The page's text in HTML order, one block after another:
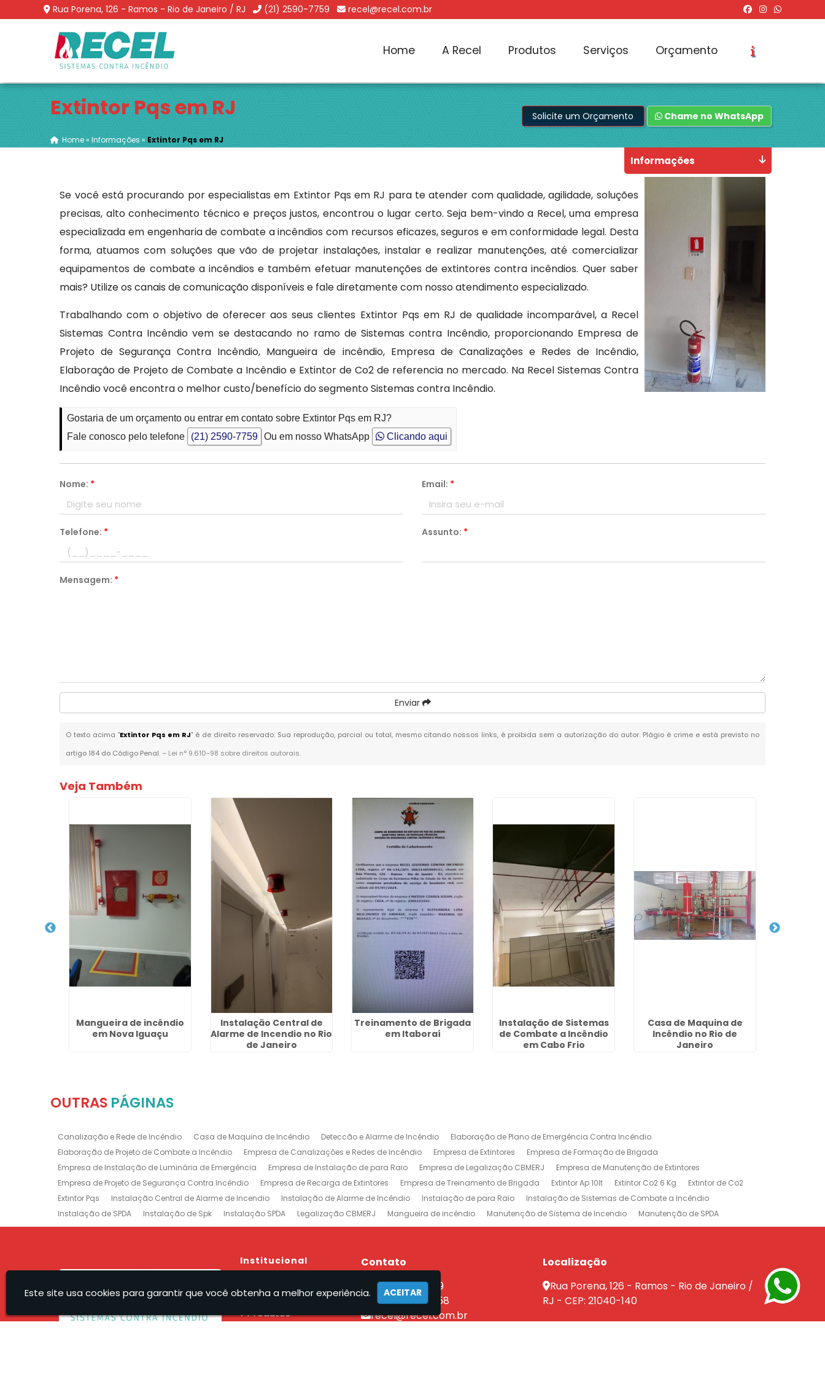
Rua Porena, 126 - Ramos - Rio de Janeiro / RJ (21) 2590-7759 recel@recel.com.br
Home A Recel Produtos Serviços Orçamento
Extintor Pqs em RJ
Home»Informações » Extintor Pqs em RJ
Solicite um Orçamento Chame no WhatsApp
Se você está procurando por especialistas em Extintor Pqs em RJ para te atender com qualidade, agilidade, soluções
precisas, alto conhecimento técnico e preços justos, encontrou o lugar certo. Seja bem-vindo a Recel, uma empresa
especializada em engenharia de combate a incêndios com recursos eficazes, seguros e em conformidade legal. Desta
forma, atuamos com soluções que vão de projetar instalações, instalar e realizar manutenções, até comercializar
equipamentos de combate a incêndios e também efetuar manutenções de extintores contra incêndios. Quer saber
mais? Utilize os canais de comunicação disponíveis e fale diretamente com nosso atendimento especializado.
Trabalhando com o objetivo de oferecer aos seus clientes Extintor Pqs em RJ de qualidade incomparável, a Recel
Sistemas Contra Incêndio vem se destacando no ramo de Sistemas contra Incêndio, proporcionando Empresa de
Projeto de Segurança Contra Incêndio, Mangueira de incêndio, Empresa de Canalizações e Redes de Incêndio,
Elaboração de Projeto de Combate a Incêndio e Extintor de Co2 de referencia no mercado. Na Recel Sistemas Contra
Incêndio você encontra o melhor custo/benefício do segmento Sistemas contra Incêndio.
Gostaria de um orçamento ou entrar em contato sobre Extintor Pqs em RJ?
Fale conosco pelo telefone
(21) 2590-7759 Ou em nosso WhatsApp Clicando aqui
Nome: * Email: *
Telefone: * Assunto: *
Mensagem: *
Enviar
O texto acima "Extintor Pqs em RJ" é de direito reservado. Sua reprodução, parcial ou total, mesmo citando nossos links, é proibida sem a autorização do autor. Plágio é crime e está previsto no
artigo 184 do Código Penal. – Lei n° 9.610-98 sobre direitos autorais.
Informações
Veja Também
Mangueira de incêndio
em Nova Iguaçu
Instalação Central de
Alarme de Incendio no Rio
de Janeiro
Treinamento de Brigada
em Itaboraí
Instalação de Sistemas
de Combate a Incêndio
em Cabo Frio
Casa de Maquina de
Incêndio no Rio de
Janeiro
OUTRAS PÁGINAS
Canalização e Rede de Incêndio Casa de Maquina de Incêndio Deteccão e Alarme de Incêndio
Elaboração de Plano de Emergência Contra Incêndio
Elaboração de Projeto de Combate a Incêndio
Empresa de Canalizações e Redes de Incêndio Empresa de Extintores
Empresa de Formação de Brigada
Empresa de Instalação de Luminária de Emergência
Empresa de Instalação de para Raio Empresa de Legalização CBMERJ
Empresa de Manutenção de Extintores
Empresa de Projeto de Segurança Contra Incêndio
Empresa de Recarga de Extintores Empresa de Treinamento de Brigada Extintor Ap 10lt Extintor Co2 6 Kg
Extintor de Co2
Extintor Pqs
Instalação Central de Alarme de Incendio Instalação de Alarme de Incêndio Instalação de para Raio
Instalação de Sistemas de Combate a Incêndio
Instalação de SPDA
Instalação de Spk Instalação SPDA Legalização CBMERJ Mangueira de incêndio Manutenção de Sistema de Incendio
Manutenção de SPDA
Manutenção e Instalação de SPDA
Projeto de Detecção e Alarme de Incêndio Projeto de Prevenção e Combate à Incêndio
Projeto de Sistema de Combate a Incendio
Empresa de Manutenção de Extintores em Jacarepaguá Empresa de Extintores na Barra da Tijuca
Empresa de Extintores no Rio de Janeiro
Prevenção e Combate a Incêndio no Rio de Janeiro
Sistemas de Combate a Incêndio no Rio de Janeiro
Manutenção Sistema Preventivo Rio de Janeiro
Empresa de Projeto de Incêndio Rio de Janeiro
Institucional
A Recel
Produtos
Contato
(21) 2590-7759
(21) 96462-7358
recel@recel.com.br
Localização
Rua Porena, 126 - Ramos - Rio de Janeiro /
RJ - CEP: 21040-140
Este site usa cookies para garantir que você obtenha a melhor experiência. ACEITAR